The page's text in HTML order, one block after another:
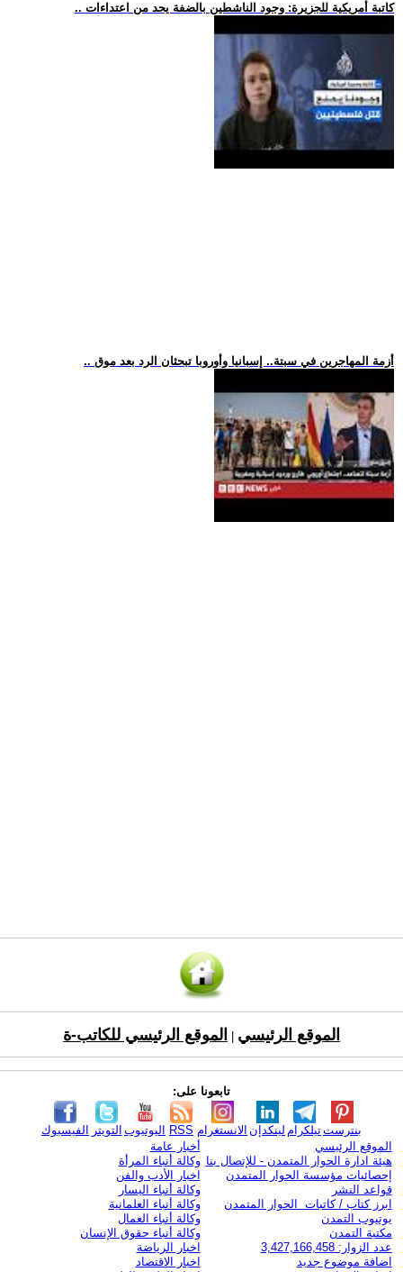
.. كاتبة أمريكية للجزيرة: وجود الناشطين بالضفة يحد من اعتداءات
.. أزمة المهاجرين في سبتة.. إسبانيا وأوروبا تبحثان الرد بعد موق
الموقع الرئيسي الموقع الرئيسي للكاتب-ة
تابعونا على:
الفيسبوك التويتر اليوتيوب RSS الانستغرام لينكدإن تيلكرامبنترست
الموقع الرئيسي
هيئة ادارة الحوار المتمدن - للإتصال بنا
إحصائيات مؤسسة الحوار المتمدن
قواعد النشر
ابرز كتاب / كاتبات الحوار المتمدن
يوتيوب التمدن
مكتبة التمدن
عدد الزوار: 3,427,166,458
اضافة موضوع جديد
أخبار عامة
وكالة أنباء المرأة
اخبار الأدب والفن
وكالة أنباء اليسار
وكالة أنباء العلمانية
وكالة أنباء العمال
وكالة أنباء حقوق الإنسان
اخبار الرياضة
اخبار الاقتصاد